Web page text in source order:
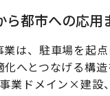
ら都市への応用
業は、駐車場を起
化へとつなげる構
業ドメイン×建設